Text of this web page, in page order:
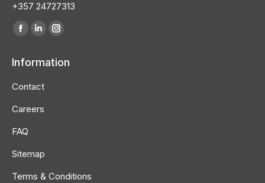
+357 24727313
Find us on:
Facebook
opens
window
Linkedin
opens
window
Instagram
opens
Information
Contact
Careers
FAQ
Sitemap
Terms & Conditions